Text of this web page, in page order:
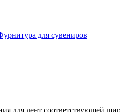
для сувениров
для лент соответствующей